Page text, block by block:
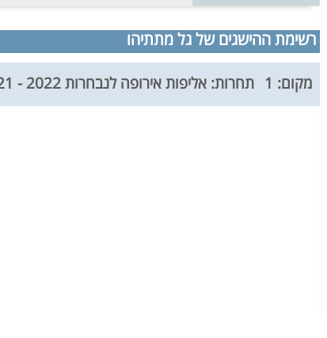
רשימת ההישגים של גל מתתיהו
מקום: 1 תחרות: אליפות אירופה לנבחרות U21 - 2022